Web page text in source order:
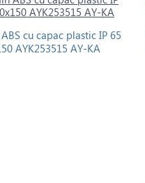
cu capac plastic IP 65
AYK253515 AY-KA